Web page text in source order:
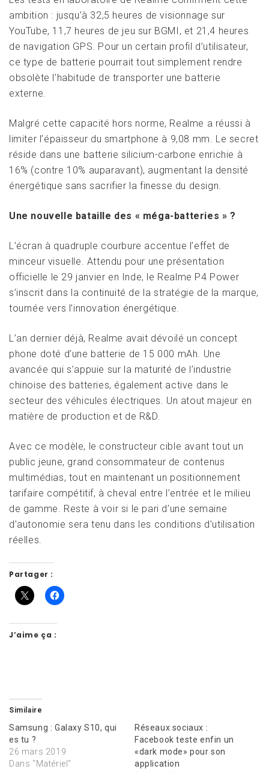
ambition : jusqu’à 32,5 heures de visionnage sur
YouTube, 11,7 heures de jeu sur BGMI, et 21,4 heures
de navigation GPS. Pour un certain profil d’utilisateur,
ce type de batterie pourrait tout simplement rendre
obsolète l’habitude de transporter une batterie
externe.
Malgré cette capacité hors norme, Realme a réussi à
limiter l’épaisseur du smartphone à 9,08 mm. Le secret
réside dans une batterie silicium-carbone enrichie à
16% (contre 10% auparavant), augmentant la densité
énergétique sans sacrifier la finesse du design.
Une nouvelle bataille des « méga-batteries » ?
L’écran à quadruple courbure accentue l’effet de
minceur visuelle. Attendu pour une présentation
officielle le 29 janvier en Inde, le Realme P4 Power
s’inscrit dans la continuité de la stratégie de la marque,
tournée vers l’innovation énergétique.
L’an dernier déjà, Realme avait dévoilé un concept
phone doté d’une batterie de 15 000 mAh. Une
avancée qui s’appuie sur la maturité de l’industrie
chinoise des batteries, également active dans le
secteur des véhicules électriques. Un atout majeur en
matière de production et de R&D.
Avec ce modèle, le constructeur cible avant tout un
public jeune, grand consommateur de contenus
multimédias, tout en maintenant un positionnement
tarifaire compétitif, à cheval entre l’entrée et le milieu
de gamme. Reste à voir si le pari d’une semaine
d’autonomie sera tenu dans les conditions d’utilisation
réelles.
Partager :
J’aime ça :
Similaire
Samsung : Galaxy S10, qui
es tu ?
26 mars 2019
Dans "Matériel"
Réseaux sociaux :
Facebook teste enfin un
«dark mode» pour son
application